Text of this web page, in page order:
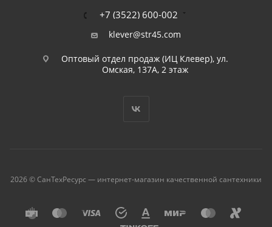
+7 (3522) 600-002
klever@str45.com
Оптовый отдел продаж (ИЦ Клевер), ул.
Омская, 137А, 2 этаж
2026 © СанТехРесурс — интернет-магазин качественной сантехники